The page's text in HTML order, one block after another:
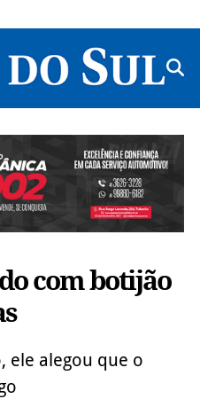
com botijão
ele alegou que o